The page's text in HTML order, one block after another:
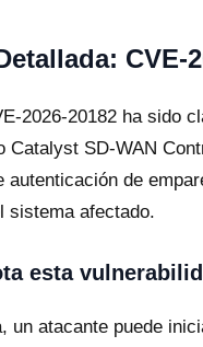
CVE-
2026-20182 ha sido
Catalyst SD-WAN
autenticación de
sistema afectado.
esta
un atacante puede